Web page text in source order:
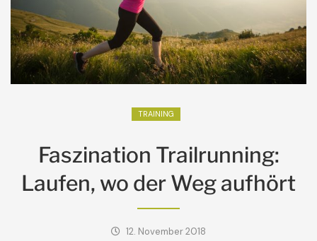
TRAINING
Faszination Trailrunning:
Laufen, wo der Weg aufhört
12. November 2018